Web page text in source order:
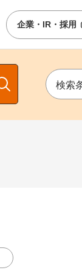
企業・IR・採用
検索